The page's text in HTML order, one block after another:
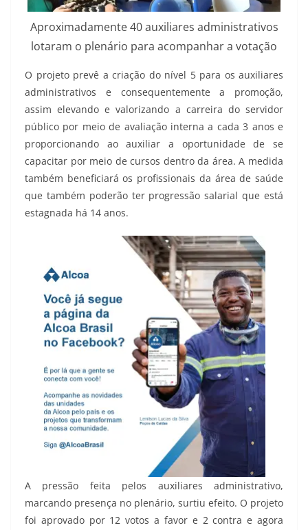
Aproximadamente 40 auxiliares administrativos
lotaram o plenário para acompanhar a votação
O projeto prevê a criação do nível 5 para os auxiliares
administrativos e consequentemente a promoção,
assim elevando e valorizando a carreira do servidor
público por meio de avaliação interna a cada 3 anos e
proporcionando ao auxiliar a oportunidade de se
capacitar por meio de cursos dentro da área. A medida
também beneficiará os profissionais da área de saúde
que também poderão ter progressão salarial que está
estagnada há 14 anos.
A pressão feita pelos auxiliares administrativo,
marcando presença no plenário, surtiu efeito. O projeto
foi aprovado por 12 votos a favor e 2 contra e agora